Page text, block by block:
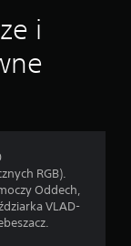
i
RGB).
Oddech,
VLAD-